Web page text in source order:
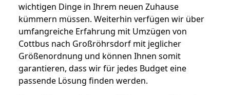
wichtigen Dinge in Ihrem neuen Zuhause
kümmern müssen. Weiterhin verfügen wir über
umfangreiche Erfahrung mit Umzügen von
Cottbus nach Großröhrsdorf mit jeglicher
Größenordnung und können Ihnen somit
garantieren, dass wir für jedes Budget eine
passende Lösung finden werden.